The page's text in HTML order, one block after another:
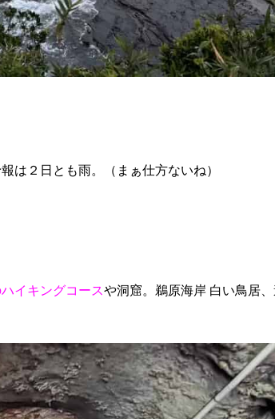
は２日とも雨。（まぁ仕方ないね）
イキングコースや洞窟。鵜原海岸 白い鳥居